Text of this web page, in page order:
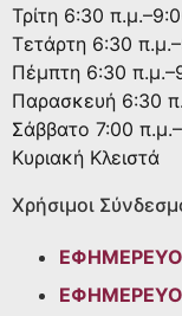
Τρίτη 6:30
Τετάρτη 6:30
Πέμπτη 6:30
Παρασκευή 6:30
Σάββατο 7:00
Κυριακή Κλειστά
Χρήσιμοι